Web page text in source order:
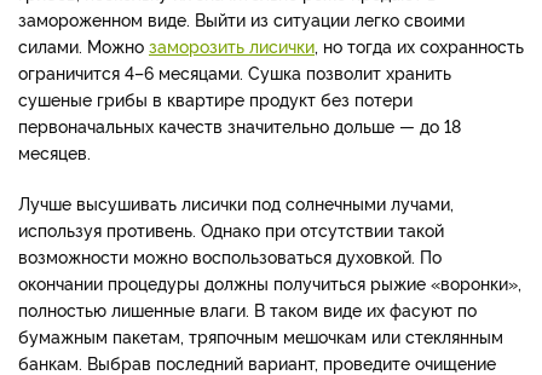
замороженном виде. Выйти из ситуации легко своими
силами. Можно заморозить лисички , но тогда их сохранность
ограничится 4–6 месяцами. Сушка позволит хранить
сушеные грибы в квартире продукт без потери
первоначальных качеств значительно дольше — до 18
месяцев.
Лучше высушивать лисички под солнечными лучами,
используя противень. Однако при отсутствии такой
возможности можно воспользоваться духовкой. По
окончании процедуры должны получиться рыжие «воронки»,
полностью лишенные влаги. В таком виде их фасуют по
бумажным пакетам, тряпочным мешочкам или стеклянным
банкам. Выбрав последний вариант, проведите очищение